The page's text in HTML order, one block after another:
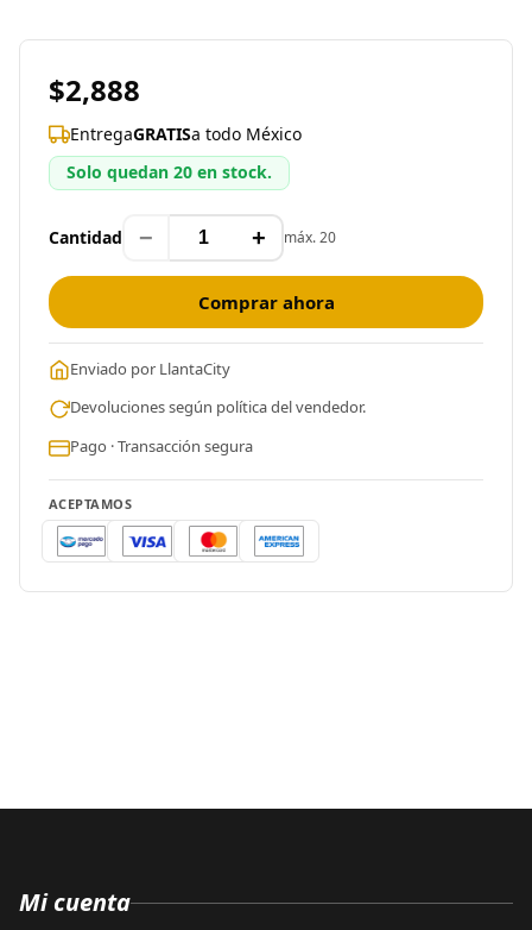
$2,888
EntregaGRATISa todo México
Solo quedan 20 en stock.
Cantidad − + máx. 20
Comprar ahora
Enviado por LlantaCity
Devoluciones según política del vendedor.
Pago · Transacción segura
ACEPTAMOS
Mi cuenta